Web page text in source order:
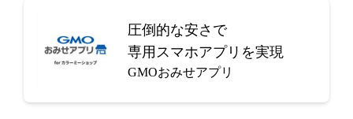
圧倒的な安さで
専用スマホアプリを実現
GMOおみせアプリ